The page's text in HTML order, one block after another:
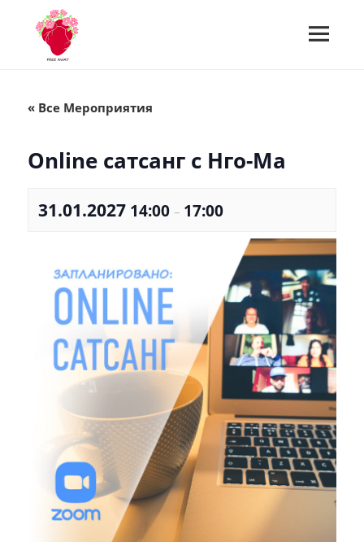
« Все Мероприятия
Online сатсанг с Нго-Ма
31.01.2027 14:00– 17:00